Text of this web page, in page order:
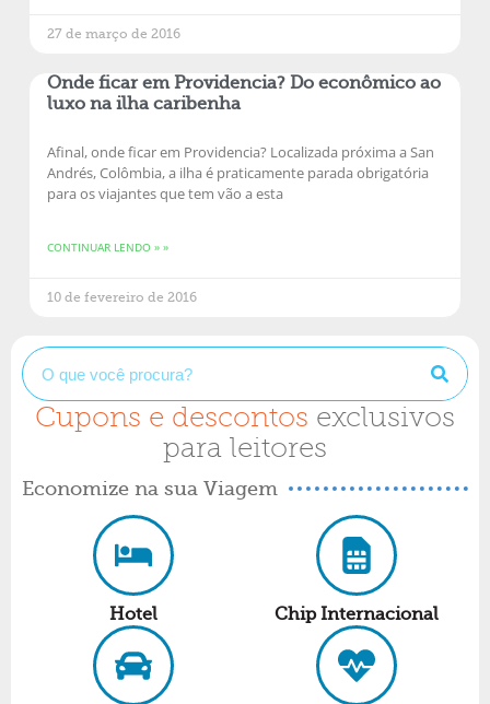
27 de março de 2016
Onde ficar em Providencia? Do econômico ao
luxo na ilha caribenha
Afinal, onde ficar em Providencia? Localizada próxima a San
Andrés, Colômbia, a ilha é praticamente parada obrigatória
para os viajantes que tem vão a esta
CONTINUAR LENDO » »
10 de fevereiro de 2016
Cupons e descontos exclusivos
para leitores
Economize na sua Viagem
Hotel Chip Internacional